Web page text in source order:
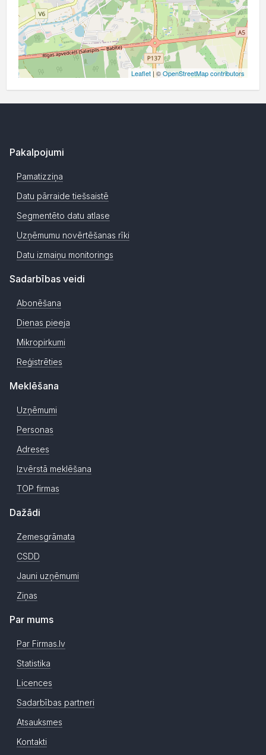
Leaflet| ©OpenStreetMap contributors
Pakalpojumi
Pamatizziņa
Datu pārraide tiešsaistē
Segmentēto datu atlase
Uzņēmumu novērtēšanas rīki
Datu izmaiņu monitorings
Sadarbības veidi
Abonēšana
Dienas pieeja
Mikropirkumi
Reģistrēties
Meklēšana
Uzņēmumi
Personas
Adreses
Izvērstā meklēšana
TOP firmas
Dažādi
Zemesgrāmata
CSDD
Jauni uzņēmumi
Ziņas
Par mums
Par Firmas.lv
Statistika
Licences
Sadarbības partneri
Atsauksmes
Kontakti